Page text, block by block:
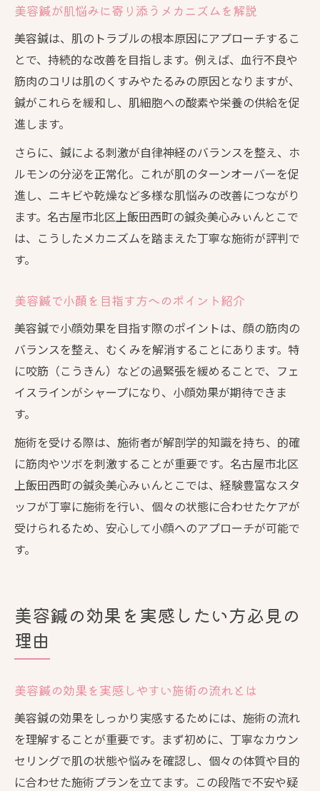
美容鍼が肌悩みに寄り添うメカニズムを解説
美容鍼は、肌のトラブルの根本原因にアプローチするこ
とで、持続的な改善を目指します。例えば、血行不良や
筋肉のコリは肌のくすみやたるみの原因となりますが、
鍼がこれらを緩和し、肌細胞への酸素や栄養の供給を促
進します。
さらに、鍼による刺激が自律神経のバランスを整え、ホ
ルモンの分泌を正常化。これが肌のターンオーバーを促
進し、ニキビや乾燥など多様な肌悩みの改善につながり
ます。名古屋市北区上飯田西町の鍼灸美心みぃんとこで
は、こうしたメカニズムを踏まえた丁寧な施術が評判で
す。
美容鍼で小顔を目指す方へのポイント紹介
美容鍼で小顔効果を目指す際のポイントは、顔の筋肉の
バランスを整え、むくみを解消することにあります。特
に咬筋（こうきん）などの過緊張を緩めることで、フェ
イスラインがシャープになり、小顔効果が期待できま
す。
施術を受ける際は、施術者が解剖学的知識を持ち、的確
に筋肉やツボを刺激することが重要です。名古屋市北区
上飯田西町の鍼灸美心みぃんとこでは、経験豊富なスタ
ッフが丁寧に施術を行い、個々の状態に合わせたケアが
受けられるため、安心して小顔へのアプローチが可能で
す。
美容鍼の効果を実感したい方必見の
理由
美容鍼の効果を実感しやすい施術の流れとは
美容鍼の効果をしっかり実感するためには、施術の流れ
を理解することが重要です。まず初めに、丁寧なカウン
セリングで肌の状態や悩みを確認し、個々の体質や目的
に合わせた施術プランを立てます。この段階で不安や疑